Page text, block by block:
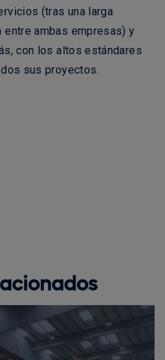
(tras una larga
entre ambas empresas) y
con los altos estándares
sus proyectos.